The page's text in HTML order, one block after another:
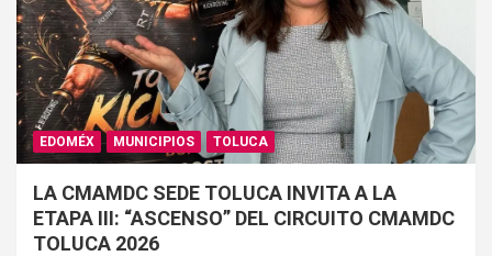
EDOMÉX MUNICIPIOS TOLUCA
LA CMAMDC SEDE TOLUCA INVITA A LA
ETAPA III: “ASCENSO” DEL CIRCUITO CMAMDC
TOLUCA 2026